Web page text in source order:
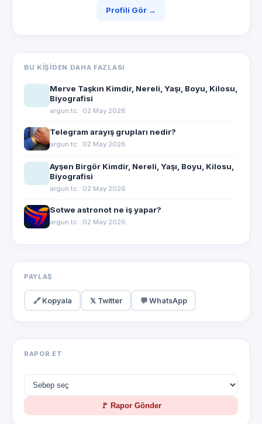
Profili Gör →
BU KIŞIDEN DAHA FAZLASI
Merve Taşkın Kimdir, Nereli, Yaşı, Boyu, Kilosu,
Biyografisi
argun.tc · 02 May 2026
Telegram arayış grupları nedir?
argun.tc · 02 May 2026
Ayşen Birgör Kimdir, Nereli, Yaşı, Boyu, Kilosu,
Biyografisi
argun.tc · 02 May 2026
Sotwe astronot ne iş yapar?
argun.tc · 02 May 2026
PAYLAŞ
🔗 Kopyala 𝕏 Twitter 💬 WhatsApp
RAPOR ET
🚩 Rapor Gönder